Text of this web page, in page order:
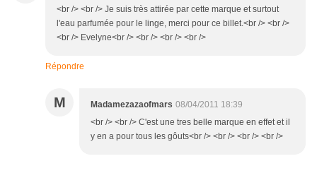
<br /> <br /> Je suis très attirée par cette marque et surtout
l'eau parfumée pour le linge, merci pour ce billet.<br /> <br />
<br /> Evelyne<br /> <br /> <br /> <br />
Répondre
M Madamezazaofmars 08/04/2011 18:39
<br /> <br /> C'est une tres belle marque en effet et il
y en a pour tous les gôuts<br /> <br /> <br /> <br />